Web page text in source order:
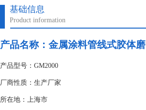
基础信息
Product information
产品名称：金属涂料管线式胶体磨
产品型号：GM2000
厂商性质：生产厂家
所在地：上海市